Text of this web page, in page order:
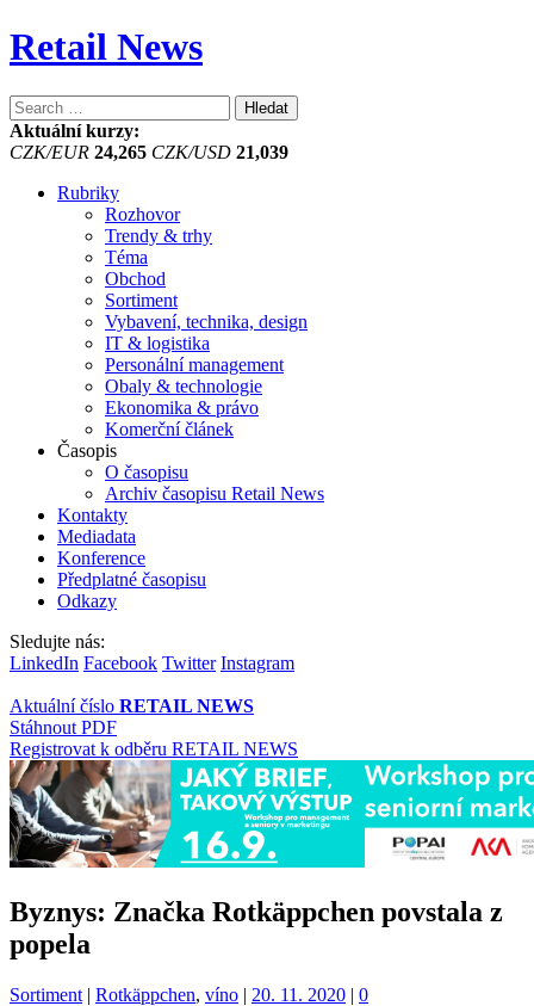
Retail News
Vyhledávání
Aktuální kurzy:
CZK/EUR 24,265 CZK/USD 21,039
Rubriky
Rozhovor
Trendy & trhy
Téma
Obchod
Sortiment
Vybavení, technika, design
IT & logistika
Personální management
Obaly & technologie
Ekonomika & právo
Komerční článek
Časopis
O časopisu
Archiv časopisu Retail News
Kontakty
Mediadata
Konference
Předplatné časopisu
Odkazy
Sledujte nás:
LinkedIn Facebook Twitter Instagram
Aktuální číslo RETAIL NEWS
Stáhnout PDF
Registrovat k odběru RETAIL NEWS
Byznys: Značka Rotkäppchen povstala z
popela
Kategorie:
Sortiment | Štítky:
Rotkäppchen, víno | 20. 11. 2020 | 0